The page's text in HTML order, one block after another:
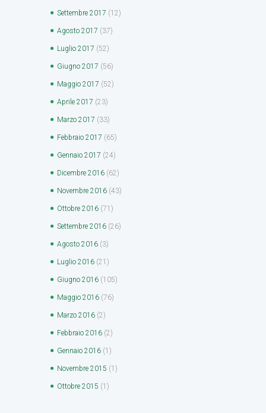
Settembre 2017 (12)
Agosto 2017 (37)
Luglio 2017 (52)
Giugno 2017 (56)
Maggio 2017 (52)
Aprile 2017 (23)
Marzo 2017 (33)
Febbraio 2017 (65)
Gennaio 2017 (24)
Dicembre 2016 (62)
Novembre 2016 (43)
Ottobre 2016 (71)
Settembre 2016 (26)
Agosto 2016 (3)
Luglio 2016 (21)
Giugno 2016 (105)
Maggio 2016 (76)
Marzo 2016 (2)
Febbraio 2016 (2)
Gennaio 2016 (1)
Novembre 2015 (1)
Ottobre 2015 (1)